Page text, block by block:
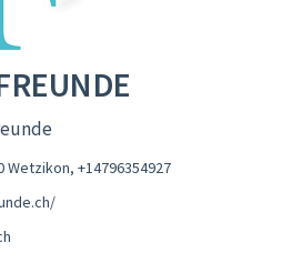
Wetzikon, +14796354927